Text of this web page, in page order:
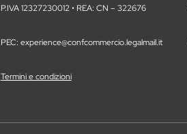
P.IVA 12327230012 • REA: CN – 322676
PEC: experience@confcommercio.legalmail.it
Termini e condizioni